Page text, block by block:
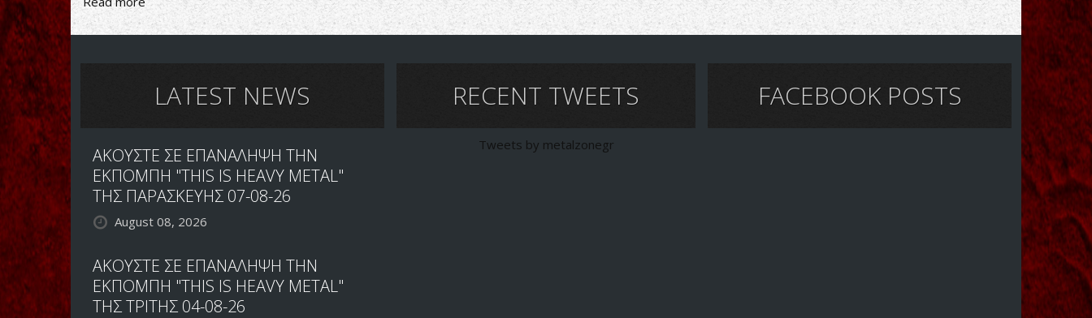
Dismal
Euphony-
SlottLATEST NEWS
ΑΚΟΥΣΤΕ ΣΕ ΕΠΑΝΑΛΗΨΗ ΤΗΝ
ΕΚΠΟΜΠΗ "THIS IS HEAVY METAL"
ΤΗΣ ΠΑΡΑΣΚΕΥΗΣ 07-08-26
August 08, 2026
ΑΚΟΥΣΤΕ ΣΕ ΕΠΑΝΑΛΗΨΗ ΤΗΝ
ΕΚΠΟΜΠΗ "THIS IS HEAVY METAL"
ΤΗΣ ΤΡΙΤΗΣ 04-08-26
RECENT TWEETS
Tweets by metalzonegr
FACEBOOK POSTS